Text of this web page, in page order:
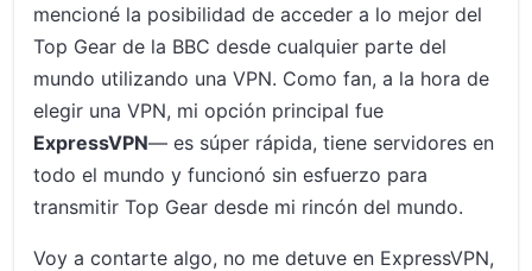
Familiarizándote con las VPN
Ver Top Gear UK desde cualquier lugar utilizando una VPN
En Conclusión: Stream Line Top Gear UK
mencioné la posibilidad de acceder a lo mejor del
Top Gear de la BBC desde cualquier parte del
mundo utilizando una VPN. Como fan, a la hora de
elegir una VPN, mi opción principal fue
ExpressVPN— es súper rápida, tiene servidores en
todo el mundo y funcionó sin esfuerzo para
transmitir Top Gear desde mi rincón del mundo.
Voy a contarte algo, no me detuve en ExpressVPN,